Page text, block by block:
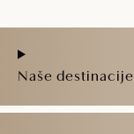
Naše destinacije